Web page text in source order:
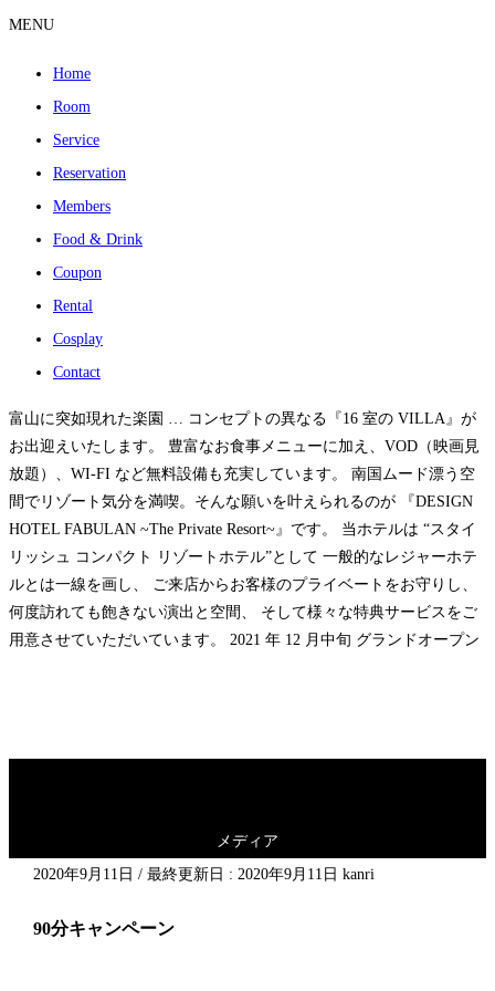
MENU
Home
Room
Service
Reservation
Members
Food & Drink
Coupon
Rental
Cosplay
Contact
富山に突如現れた楽園 … コンセプトの異なる『16 室の VILLA』が
お出迎えいたします。 豊富なお食事メニューに加え、VOD（映画見
放題）、WI-FI など無料設備も充実しています。 南国ムード漂う空
間でリゾート気分を満喫。そんな願いを叶えられるのが 『DESIGN
HOTEL FABULAN ~The Private Resort~』です。 当ホテルは “スタイ
リッシュ コンパクト リゾートホテル”として 一般的なレジャーホテ
ルとは一線を画し、 ご来店からお客様のプライベートをお守りし、
何度訪れても飽きない演出と空間、 そして様々な特典サービスをご
用意させていただいています。 2021 年 12 月中旬 グランドオープン
メディア
2020年9月11日 / 最終更新日 : 2020年9月11日 kanri
90分キャンペーン